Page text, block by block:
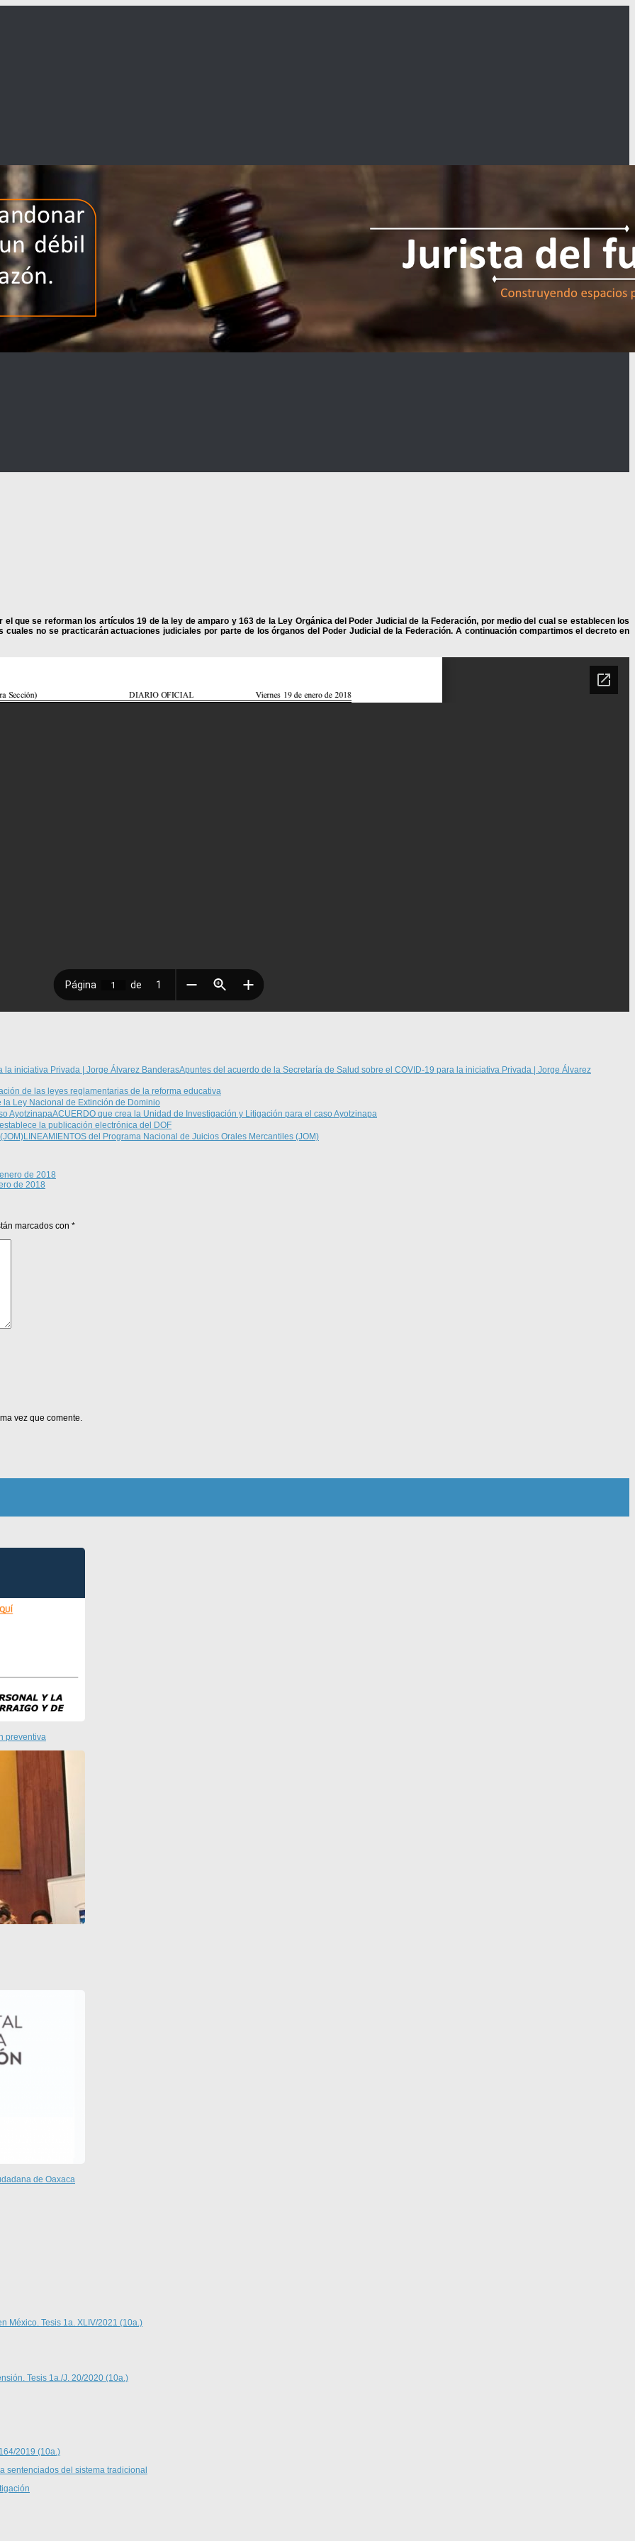
que se reforman los artículos 19 de la ley de amparo y 163 de la Ley Orgánica del Poder Judicial de la Federación, por medio del cual se establecen los
no se practicarán actuaciones judiciales por parte de los órganos del Poder Judicial de la Federación. A continuación compartimos el decreto en
Apuntes del acuerdo de la Secretaría de Salud sobre el COVID-19 para la iniciativa Privada | Jorge Álvarez
de las leyes reglamentarias de la reforma educativa
la Ley Nacional de Extinción de Dominio
ACUERDO que crea la Unidad de Investigación y Litigación para el caso Ayotzinapa
la publicación electrónica del DOF
LINEAMIENTOS del Programa Nacional de Juicios Orales Mercantiles (JOM)
de 2018
de 2018
marcados con *
vez que comente.
preventiva
de Oaxaca
México. Tesis 1a. XLIV/2021 (10a.)
Tesis 1a./J. 20/2020 (10a.)
2019 (10a.)
sentenciados del sistema tradicional